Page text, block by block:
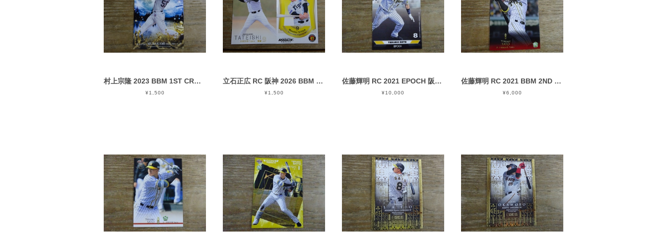
村上宗隆 2023 BBM 1ST CROSS MOON
¥1,500
立石正広 RC 阪神 2026 BBM 1ST / RE 計2枚
¥1,500
佐藤輝明 RC 2021 EPOCH 阪神 ROOKIES&STARS
¥10,000
佐藤輝明 RC 2021 BBM 2ND バージョン
¥6,000